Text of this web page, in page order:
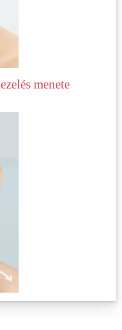
menete